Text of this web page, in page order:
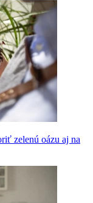
zelenú oázu aj na